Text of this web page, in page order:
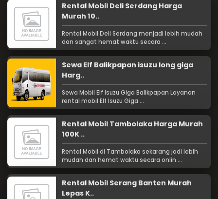
Rental Mobil Deli Serdang Harga
Murah 10..
Rental Mobil Deli Serdang menjadi lebih mudah
dan sangat hemat waktu secara ...
Sewa Elf Balikpapan isuzu long giga
Harg..
Sewa Mobil Elf Isuzu Giga Balikpapan Layanan
rental mobil Elf Isuzu Giga ...
Rental Mobil Tambolaka Harga Murah
100K ..
Rental Mobil di Tambolaka sekarang jadi lebih
mudah dan hemat waktu secara onlin ...
Rental Mobil Serang Banten Murah
Lepas K..